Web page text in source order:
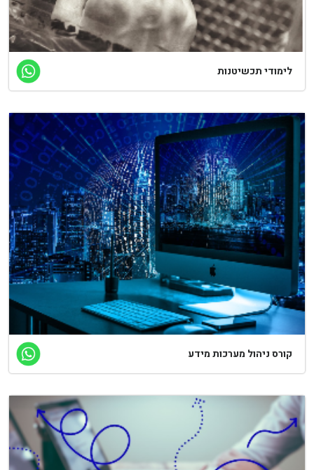
תכשיטנות
ניהול מערכות מידע